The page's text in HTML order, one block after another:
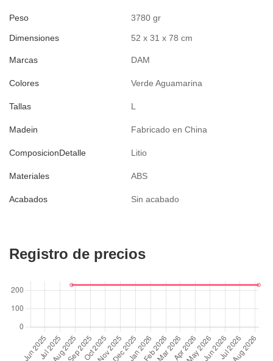
Peso 3780 gr
Dimensiones 52 x 31 x 78 cm
Marcas DAM
Colores Verde Aguamarina
Tallas L
Madein Fabricado en China
ComposicionDetalle Litio
Materiales ABS
Acabados Sin acabado
Registro de precios